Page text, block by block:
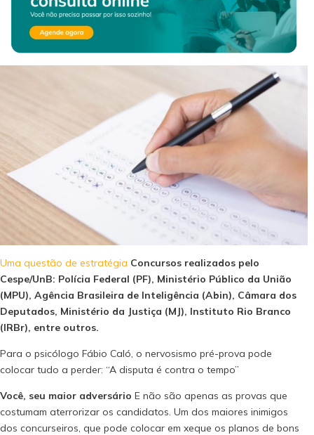
Uma questão de estratégia Concursos realizados pelo
Cespe/UnB: Polícia Federal (PF), Ministério Público da União
(MPU), Agência Brasileira de Inteligência (Abin), Câmara dos
Deputados, Ministério da Justiça (MJ), Instituto Rio Branco
(IRBr), entre outros.
Para o psicólogo Fábio Caló, o nervosismo pré-prova pode
colocar tudo a perder: “A disputa é contra o tempo”
Você, seu maior adversário E não são apenas as provas que
costumam aterrorizar os candidatos. Um dos maiores inimigos
dos concurseiros, que pode colocar em xeque os planos de bons